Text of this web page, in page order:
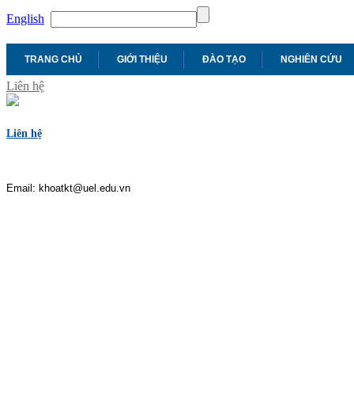
English
TRANG CHỦ GIỚI THIỆU ĐÀO TẠO NGHIÊN CỨU
Liên hệ
Liên hệ
Email: khoatkt@uel.edu.vn